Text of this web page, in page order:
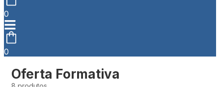
0
0
Oferta Formativa